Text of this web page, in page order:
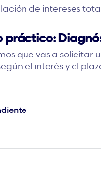
de intereses
práctico:
que vas a solicitar
el interés y el